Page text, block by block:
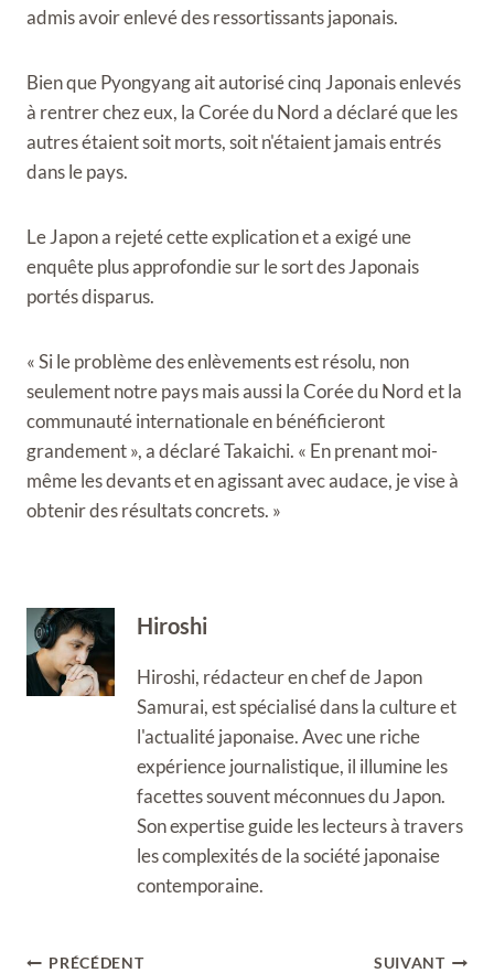
admis avoir enlevé des ressortissants japonais.
Bien que Pyongyang ait autorisé cinq Japonais enlevés
à rentrer chez eux, la Corée du Nord a déclaré que les
autres étaient soit morts, soit n'étaient jamais entrés
dans le pays.
Le Japon a rejeté cette explication et a exigé une
enquête plus approfondie sur le sort des Japonais
portés disparus.
« Si le problème des enlèvements est résolu, non
seulement notre pays mais aussi la Corée du Nord et la
communauté internationale en bénéficieront
grandement », a déclaré Takaichi. « En prenant moi-
même les devants et en agissant avec audace, je vise à
obtenir des résultats concrets. »
Hiroshi
Hiroshi, rédacteur en chef de Japon
Samurai, est spécialisé dans la culture et
l'actualité japonaise. Avec une riche
expérience journalistique, il illumine les
facettes souvent méconnues du Japon.
Son expertise guide les lecteurs à travers
les complexités de la société japonaise
contemporaine.
Navigation
PRÉCÉDENT SUIVANT